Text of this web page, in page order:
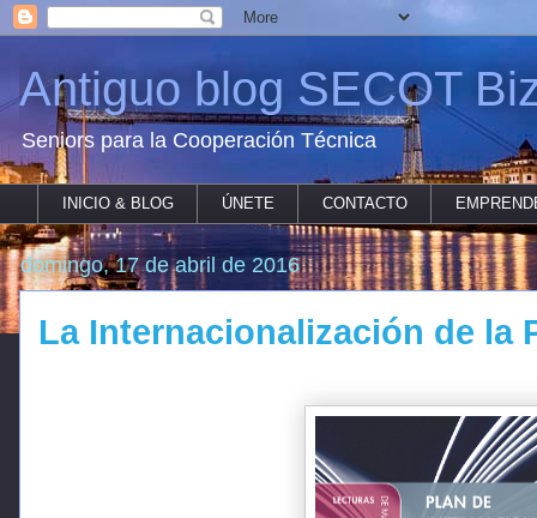
Antiguo blog SECOT
Seniors para la Cooperación Técnica
INICIO & BLOG ÚNETE CONTACTO
domingo, 17 de abril de 2016
La Internacionalización de la